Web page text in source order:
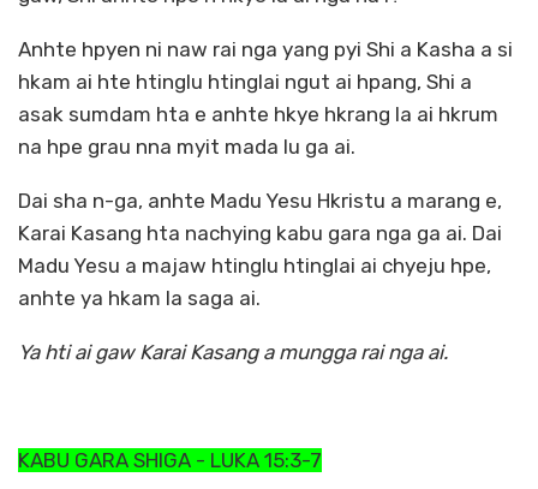
Anhte hpyen ni naw rai nga yang pyi Shi a Kasha a si
hkam ai hte htinglu htinglai ngut ai hpang, Shi a
asak sumdam hta e anhte hkye hkrang la ai hkrum
na hpe grau nna myit mada lu ga ai.
Dai sha n-ga, anhte Madu Yesu Hkristu a marang e,
Karai Kasang hta nachying kabu gara nga ga ai. Dai
Madu Yesu a majaw htinglu htinglai ai chyeju hpe,
anhte ya hkam la saga ai.
Ya hti ai gaw Karai Kasang a mungga rai nga ai.
KABU GARA SHIGA - LUKA 15:3-7